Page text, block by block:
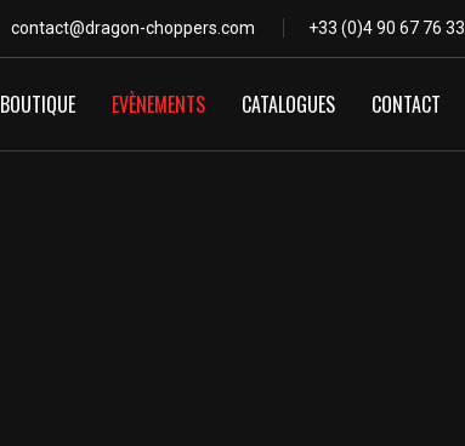
contact@dragon-choppers.com +33 (0)4 90 67 76 33
BOUTIQUE EVÈNEMENTS CATALOGUES CONTACT